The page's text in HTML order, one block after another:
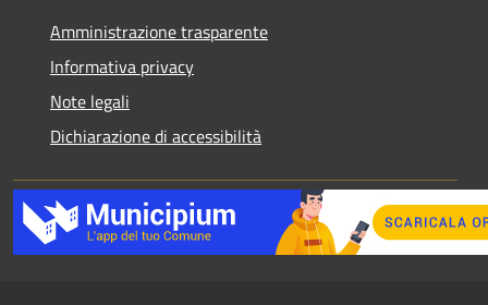
Amministrazione trasparente
Informativa privacy
Note legali
Dichiarazione di accessibilità